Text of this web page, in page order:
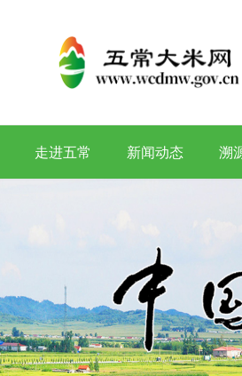
走进五常 新闻动态 溯